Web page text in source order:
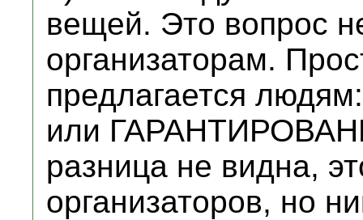
вещей. Это вопрос
организаторам.
предлагается
или
разница не видна,
организаторов, но